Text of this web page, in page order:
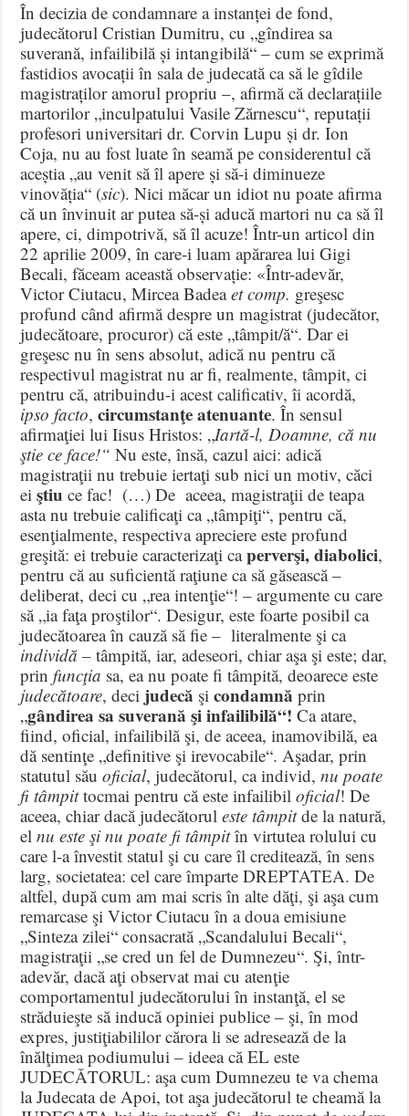
În decizia de condamnare a instanței de fond,
judecătorul Cristian Dumitru, cu „gîndirea sa
suverană, infailibilă și intangibilă“ – cum se exprimă
fastidios avocații în sala de judecată ca să le gîdile
magistraților amorul propriu –, afirmă că declarațiile
martorilor „inculpatului Vasile Zărnescu“, reputații
profesori universitari dr. Corvin Lupu și dr. Ion
Coja, nu au fost luate în seamă pe considerentul că
aceștia „au venit să îl apere și să-i diminueze
vinovăția“ (sic). Nici măcar un idiot nu poate afirma
că un învinuit ar putea să-și aducă martori nu ca să îl
apere, ci, dimpotrivă, să îl acuze! Într-un articol din
22 aprilie 2009, în care-i luam apărarea lui Gigi
Becali, făceam această observație: «Într-adevăr,
Victor Ciutacu, Mircea Badeaet comp. greşesc
profund când afirmă despre un magistrat (judecător,
judecătoare, procuror) că este „tâmpit/ă“. Dar ei
greşesc nu în sens absolut, adică nu pentru că
respectivul magistrat nu ar fi, realmente, tâmpit, ci
pentru că, atribuindu-i acest calificativ, îi acordă,
ipso facto,circumstanţe atenuante. În sensul
afirmaţiei lui Iisus Hristos: „Iartă-l, Doamne, că nu
ştie ce face!“ Nu este, însă, cazul aici: adică
magistraţii nu trebuie iertaţi sub nici un motiv, căci
eiştiu ce fac! (…) De aceea, magistraţii de teapa
asta nu trebuie calificaţi ca „tâmpiţi“, pentru că,
esenţialmente, respectiva apreciere este profund
greşită: ei trebuie caracterizaţi caperverşi, diabolici,
pentru că au suficientă raţiune ca să găsească –
deliberat, deci cu „rea intenţie“! – argumente cu care
să „ia faţa proştilor“. Desigur, este foarte posibil ca
judecătoarea în cauză să fie – literalmente şi ca
individă – tâmpită, iar, adeseori, chiar aşa şi este; dar,
prinfuncţia sa, ea nu poate fi tâmpită, deoarece este
judecătoare, deci judecă şicondamnăprin
„gândirea sa suverană şi infailibilă“! Ca atare,
fiind, oficial, infailibilă şi, de aceea, inamovibilă, ea
dă sentinţe „definitive şi irevocabile“. Aşadar, prin
statutul săuoficial, judecătorul, ca individ,nu poate
fi tâmpittocmai pentru că este infailibil oficial! De
aceea, chiar dacă judecătoruleste tâmpitde la natură,
elnu este şi nu poate fi tâmpitîn virtutea rolului cu
care l-a învestit statul şi cu care îl creditează, în sens
larg, societatea: cel care împarte DREPTATEA. De
altfel, după cum am mai scris în alte dăţi, şi aşa cum
remarcase şi Victor Ciutacu în a doua emisiune
„Sinteza zilei“ consacrată „Scandalului Becali“,
magistraţii „se cred un fel de Dumnezeu“. Şi, într-
adevăr, dacă aţi observat mai cu atenţie
comportamentul judecătorului în instanţă, el se
străduieşte să inducă opiniei publice – şi, în mod
expres, justiţiabililor cărora li se adresează de la
înălţimea podiumului – ideea că EL este
JUDECĂTORUL: aşa cum Dumnezeu te va chema
la Judecata de Apoi, tot aşa judecătorul te cheamă la